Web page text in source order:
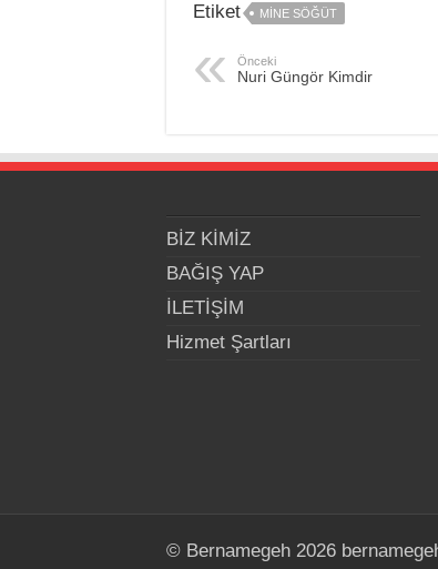
Etiket MINE SÖĞÜT
Önceki
Nuri Güngör Kimdir
BİZ KİMİZ
BAĞIŞ YAP
İLETİŞİM
Hizmet Şartları
© Bernamegeh 2026